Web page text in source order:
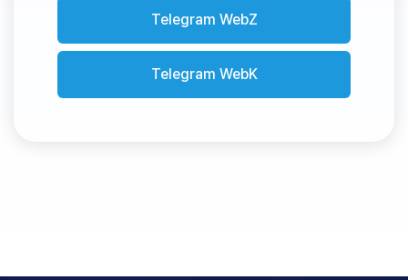
Telegram WebZ
Telegram WebK